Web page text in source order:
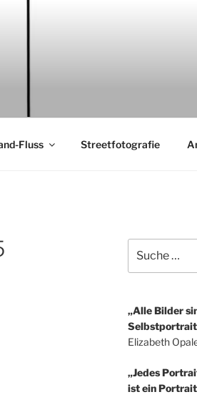
Fluss Streetfotografie
nach:
„Alle Bilder
Elizabeth
„Jedes
ist ein